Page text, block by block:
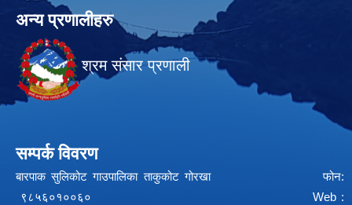
अन्य प्रणालीहरु
श्रम संसार प्रणाली
सम्पर्क विवरण
बारपाक सुलिकोट गाउपालिका ताकुकोट गोरखा फोन:
९८५६०१००६० Web :